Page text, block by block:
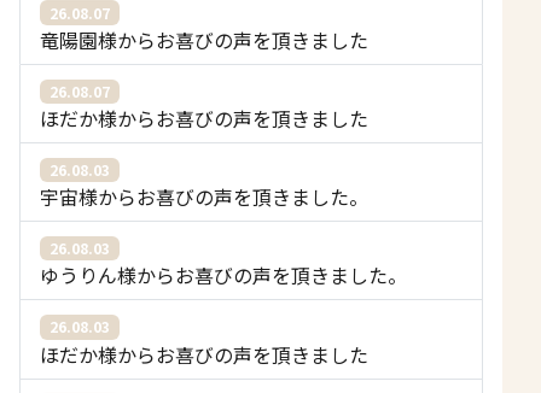
26.08.07
竜陽園様からお喜びの声を頂きました
26.08.07
ほだか様からお喜びの声を頂きました
26.08.03
宇宙様からお喜びの声を頂きました。
26.08.03
ゆうりん様からお喜びの声を頂きました。
26.08.03
ほだか様からお喜びの声を頂きました